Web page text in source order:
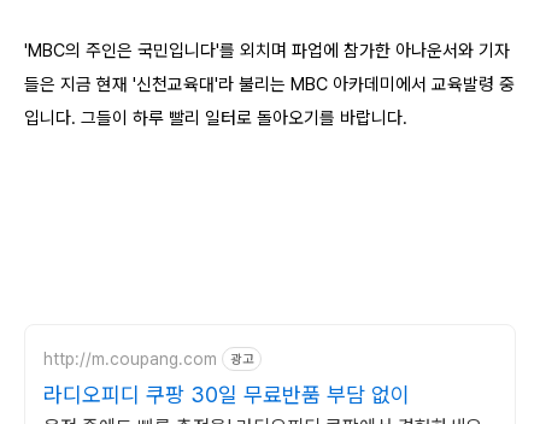
'MBC의 주인은 국민입니다'를 외치며 파업에 참가한 아나운서와 기자
들은 지금 현재 '신천교육대'라 불리는 MBC 아카데미에서 교육발령 중
입니다. 그들이 하루 빨리 일터로 돌아오기를 바랍니다.
http://m.coupang.com 광고
라디오피디 쿠팡 30일 무료반품 부담 없이